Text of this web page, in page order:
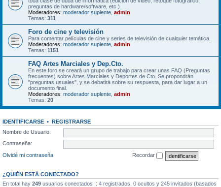
preguntas de hardware/software, etc.)
Moderadores: moderador suplente admin
Temas: 311
Foro de cine y televisión
Para comentar películas de cine y series de televisión de cualquier temática.
Moderadores: moderador suplente admin
Temas: 1151
FAQ Artes Marciales y Dep.Cto.
En este foro se creará un grupo de trabajo para crear unas FAQ (Preguntas
frecuentes) sobre Artes Marciales y Deportes de Cto. Se propondrán
"preguntas usuales", y se debatirá sobre su respuesta, para dar lugar a un
documento final.
Moderadores: moderador suplente admin
Temas: 20
IDENTIFICARSE • REGISTRARSE
Nombre de Usuario:
Contraseña:
Olvidé mi contraseña
Recordar
¿QUIÉN ESTÁ CONECTADO?
En total hay 249 usuarios conectados :: 4 registrados, 0 ocultos y 245 invitados (basados